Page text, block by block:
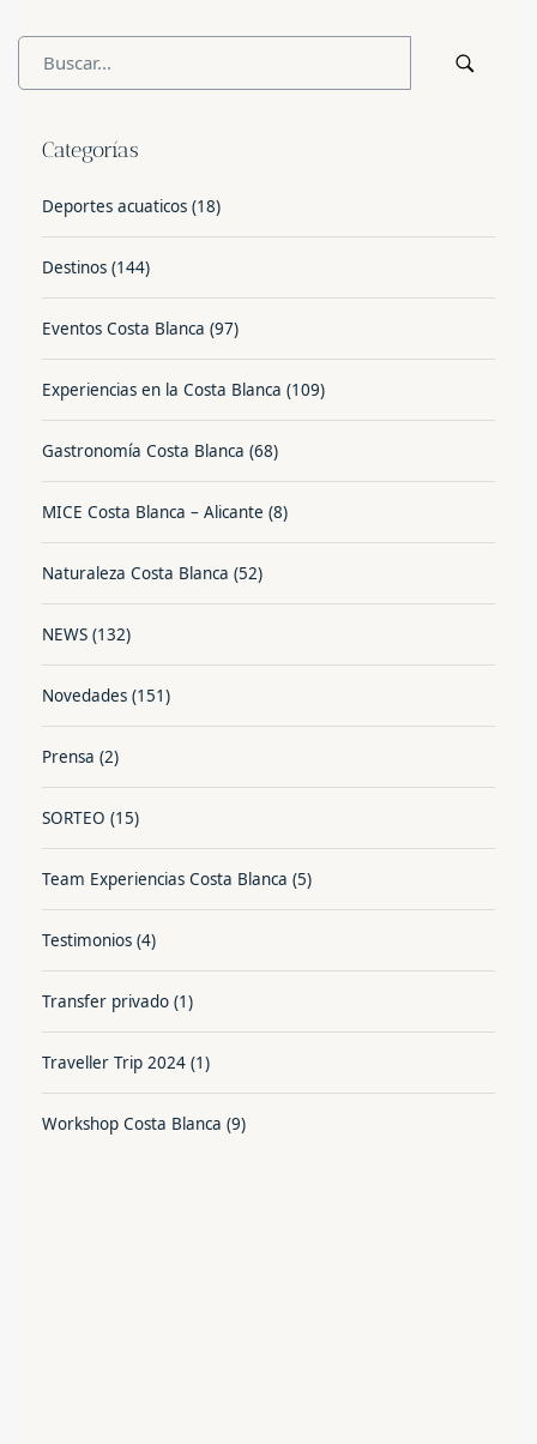
Categorías
Deportes acuaticos (18)
Destinos (144)
Eventos Costa Blanca (97)
Experiencias en la Costa Blanca (109)
Gastronomía Costa Blanca (68)
MICE Costa Blanca – Alicante (8)
Naturaleza Costa Blanca (52)
NEWS (132)
Novedades (151)
Prensa (2)
SORTEO (15)
Team Experiencias Costa Blanca (5)
Testimonios (4)
Transfer privado (1)
Traveller Trip 2024 (1)
Workshop Costa Blanca (9)